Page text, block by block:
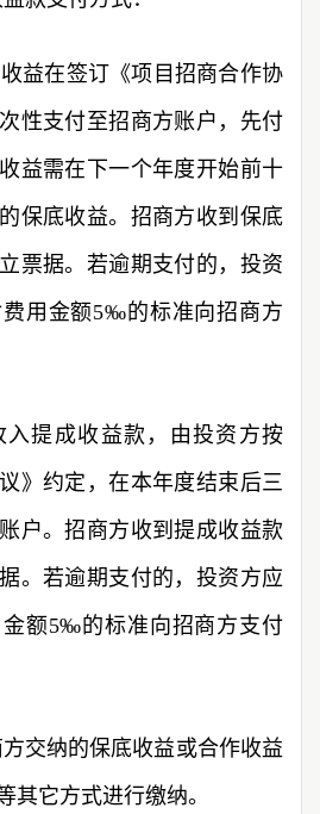
益在签订《项目招商合作协
性支付至招商方账户，先付
益需在下一个年度开始前十
保底收益。招商方收到保底
票据。若逾期支付的，投资
用金额5‰的标准向招商方
入提成收益款，由投资方按
》约定，在本年度结束后三
户。招商方收到提成收益款
。若逾期支付的，投资方应
额5‰的标准向招商方支付
交纳的保底收益或合作收益
其它方式进行缴纳。